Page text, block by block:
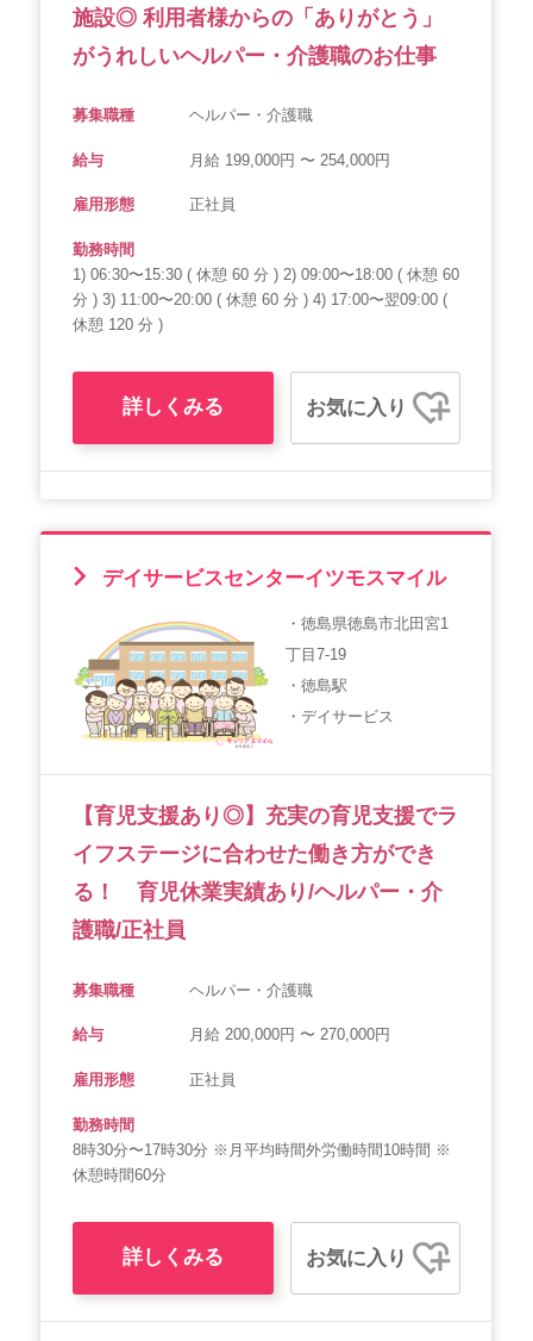
施設◎ 利用者様からの「ありがとう」
がうれしいヘルパー・介護職のお仕事
募集職種 ヘルパー・介護職
給与 月給 199,000円 〜 254,000円
雇用形態 正社員
勤務時間
1) 06:30〜15:30 ( 休憩 60 分 ) 2) 09:00〜18:00 ( 休憩 60
分 ) 3) 11:00〜20:00 ( 休憩 60 分 ) 4) 17:00〜翌09:00 (
休憩 120 分 )
詳しくみる お気に入り
デイサービスセンターイツモスマイル
・徳島県徳島市北田宮1
丁目7-19
・徳島駅
・デイサービス
【育児支援あり◎】充実の育児支援でラ
イフステージに合わせた働き方ができ
る！ 育児休業実績あり/ヘルパー・介
護職/正社員
募集職種 ヘルパー・介護職
給与 月給 200,000円 〜 270,000円
雇用形態 正社員
勤務時間
8時30分〜17時30分 ※月平均時間外労働時間10時間 ※
休憩時間60分
詳しくみる お気に入り